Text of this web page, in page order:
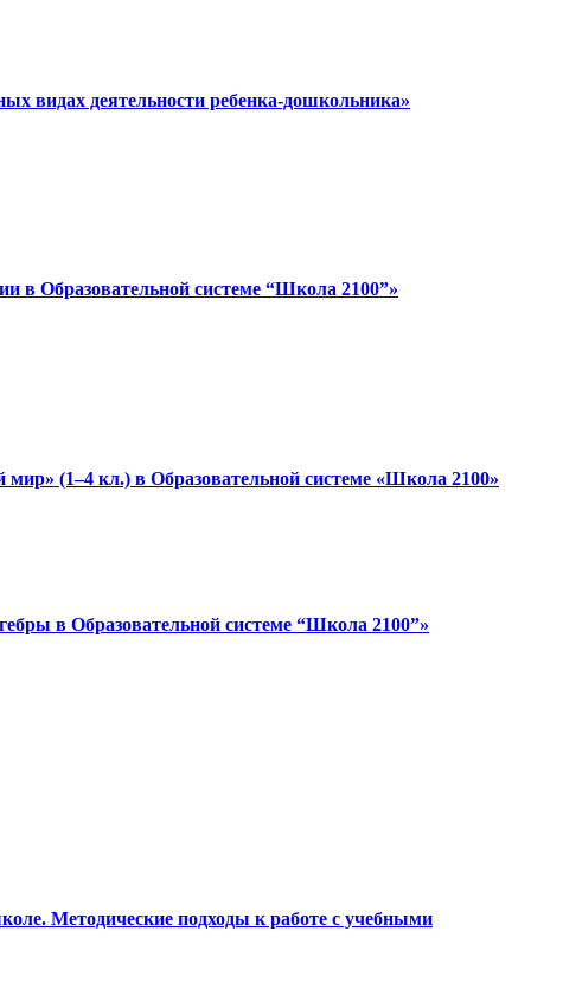
видах деятельности ребенка-дошкольника»
в Образовательной системе “Школа 2100”»
(1–4 кл.) в Образовательной системе «Школа 2100»
в Образовательной системе “Школа 2100”»
Методические подходы к работе с учебными